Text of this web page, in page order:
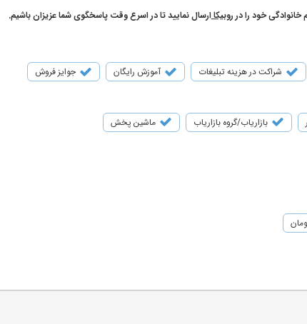
خود را در روبیکاارسال نمایید تا در اسرع وقت پاسخگوی شما عزیزان باشیم.
شراکت در هزینه تبلیغات آموزش رایگان جوایز فروش
بازاریاب/گروه بازاریاب ماشین پخش